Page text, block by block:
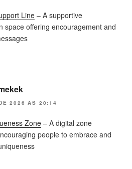
Line – A supportive
space offering encouragement and
2026 ÀS 20:14
Zone – A digital zone
people to embrace and